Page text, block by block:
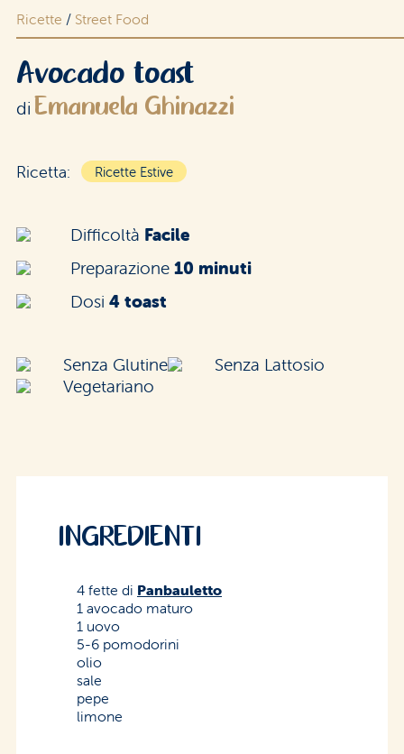
Area riservata rivenditori
Ricette / Street Food
Avocado toast
di Emanuela Ghinazzi
Ricetta: Ricette Estive
Difficoltà Facile
Preparazione 10 minuti
Dosi 4 toast
Senza Glutine
Senza Lattosio
Vegetariano
INGREDIENTI
4 fette di Panbauletto
1 avocado maturo
1 uovo
5-6 pomodorini
olio
sale
pepe
limone